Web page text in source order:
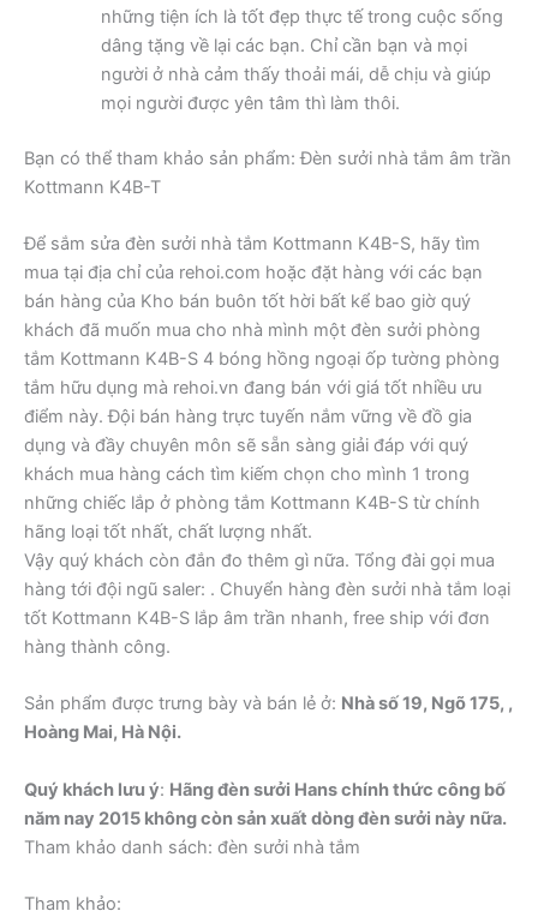
những tiện ích là tốt đẹp thực tế trong cuộc sống
dâng tặng về lại các bạn. Chỉ cần bạn và mọi
người ở nhà cảm thấy thoải mái, dễ chịu và giúp
mọi người được yên tâm thì làm thôi.
Bạn có thể tham khảo sản phẩm: Đèn sưởi nhà tắm âm trần
Kottmann K4B-T
Để sắm sửa đèn sưởi nhà tắm Kottmann K4B-S, hãy tìm
mua tại địa chỉ của rehoi.com hoặc đặt hàng với các bạn
bán hàng của Kho bán buôn tốt hời bất kể bao giờ quý
khách đã muốn mua cho nhà mình một đèn sưởi phòng
tắm Kottmann K4B-S 4 bóng hồng ngoại ốp tường phòng
tắm hữu dụng mà rehoi.vn đang bán với giá tốt nhiều ưu
điểm này. Đội bán hàng trực tuyến nắm vững về đồ gia
dụng và đầy chuyên môn sẽ sẵn sàng giải đáp với quý
khách mua hàng cách tìm kiếm chọn cho mình 1 trong
những chiếc lắp ở phòng tắm Kottmann K4B-S từ chính
hãng loại tốt nhất, chất lượng nhất.
Vậy quý khách còn đắn đo thêm gì nữa. Tổng đài gọi mua
hàng tới đội ngũ saler: . Chuyển hàng đèn sưởi nhà tắm loại
tốt Kottmann K4B-S lắp âm trần nhanh, free ship với đơn
hàng thành công.
Sản phẩm được trưng bày và bán lẻ ở: Nhà số 19, Ngõ 175, ,
Hoàng Mai, Hà Nội.
Quý khách lưu ý: Hãng đèn sưởi Hans chính thức công bố
năm nay 2015 không còn sản xuất dòng đèn sưởi này nữa.
Tham khảo danh sách: đèn sưởi nhà tắm
Tham khảo: